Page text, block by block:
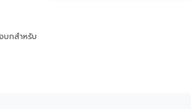
กสำหรับ